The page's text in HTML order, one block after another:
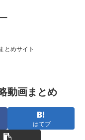
とめサイト
動画まとめ
はてブ